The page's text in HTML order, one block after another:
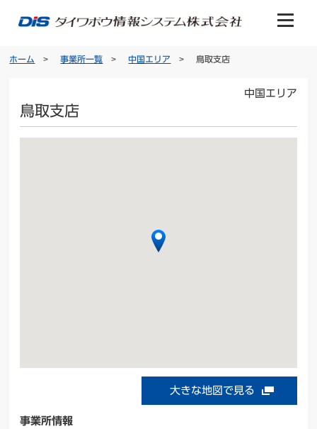
ホーム 事業所一覧 中国エリア 鳥取支店
中国エリア
鳥取支店
大きな地図で見る
事業所情報